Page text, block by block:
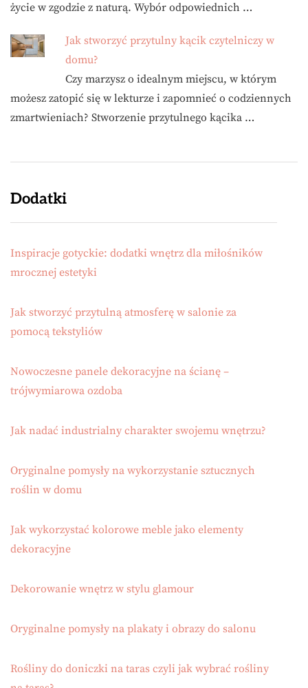
życie w zgodzie z naturą. Wybór odpowiednich …
Jak stworzyć przytulny kącik czytelniczy w
domu?
Czy marzysz o idealnym miejscu, w którym
możesz zatopić się w lekturze i zapomnieć o codziennych
zmartwieniach? Stworzenie przytulnego kącika …
Dodatki
Inspiracje gotyckie: dodatki wnętrz dla miłośników
mrocznej estetyki
Jak stworzyć przytulną atmosferę w salonie za
pomocą tekstyliów
Nowoczesne panele dekoracyjne na ścianę –
trójwymiarowa ozdoba
Jak nadać industrialny charakter swojemu wnętrzu?
Oryginalne pomysły na wykorzystanie sztucznych
roślin w domu
Jak wykorzystać kolorowe meble jako elementy
dekoracyjne
Dekorowanie wnętrz w stylu glamour
Oryginalne pomysły na plakaty i obrazy do salonu
Rośliny do doniczki na taras czyli jak wybrać rośliny